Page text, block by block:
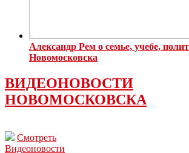
Александр Рем о семье, учебе,
Новомосковска
ВИДЕОНОВОСТИ
НОВОМОСКОВСКА
Смотреть
Видеоновости